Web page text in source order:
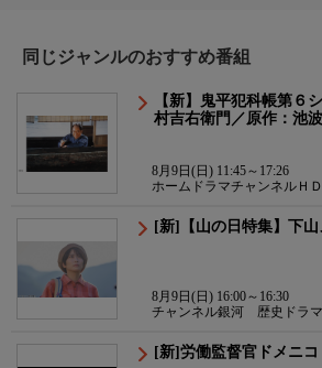
同じジャンルのおすすめ番組
【新】鬼平犯科帳第
村吉右衛門／原作：池
8月9日(日) 11:45～17:26
ホームドラマチャンネルＨ
[新]【山の日特集】下山
8月9日(日) 16:00～16:30
チャンネル銀河 歴史ドラ
[新]労働監督官ドメニコ